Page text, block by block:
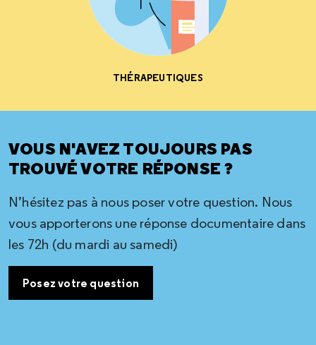
THÉRAPEUTIQUES
VOUS N'AVEZ TOUJOURS PAS
TROUVÉ VOTRE RÉPONSE ?
N’hésitez pas à nous poser votre question. Nous
vous apporterons une réponse documentaire dans
les 72h (du mardi au samedi)
Posez votre question